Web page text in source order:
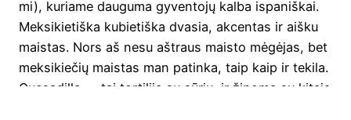
mi), kuria­me dau­gu­ma gyven­to­jų kal­ba ispa­niš­kai.
Mek­si­kie­tiš­ka kubie­tiš­ka dva­sia, akcen­tas ir aiš­ku
mais­tas. Nors aš nesu aštraus mais­to mėgė­jas, bet
mek­si­kie­čių mais­tas man patin­ka, taip kaip ir teki­la.
Quesa­dil­la — tai tor­ti­li­ja su sūriu, ir žino­ma su kitais